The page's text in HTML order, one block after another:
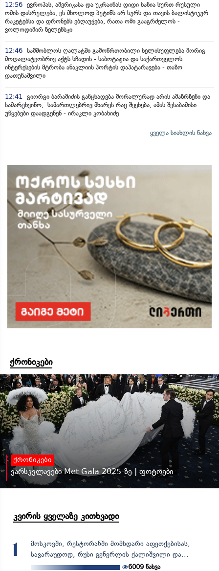
12:56 ევროპას, ამერიკასა და უკრაინას დიდი ხანია სურთ რუსული
ომის დასრულება, ეს მხოლოდ პუტინს არ სურს და თავის ბალისტიკურ
რაკეტებსა და დრონებს ებღაუჭება, რათა ომი გააგრძელოს -
ვოლოდიმირ ზელენსკი
12:46 სამშობლოს ღალატში გამოწრთობილი ხელისუფლება მორიგ
მოღალატეობრივ აქტს სჩადის - საბოტაჟია და საქართველოს
ინტერესების მტრობა ანაკლიის პორტის დაპატარავება - თაზო
დათუნაშვილი
12:41
გიორგი ბარამიძის განცხადება მორალურად არის ამაზრზენი და
სამარცხვინო, სამართლებრივ მხარეს რაც შეეხება, ამას შესაბამისი
უწყებები დაადგენენ - ირაკლი კობახიძე
ყველა სიახლის ნახვა
ქრონიკები
ქრონიკები
ვარსკვლავები Met Gala 2025-ზე | ფოტოები
კვირის ყველაზე კითხვადი
1
მოსკოვში, რესტორანში მომხდარი აფეთქებისას,
სავარაუდოდ, რუსი გენერლის ქალიშვილი და...
6009 ნახვა